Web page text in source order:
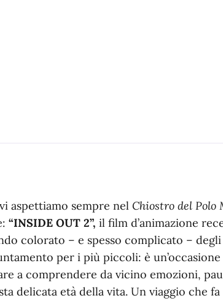
aspettiamo sempre nel Chiostro del Polo
“INSIDE OUT 2”, il film d’animazione
colorato – e spesso complicato –
per i più piccoli: è
a comprendere da vicino emozioni,
delicata età della vita. Un viaggio che